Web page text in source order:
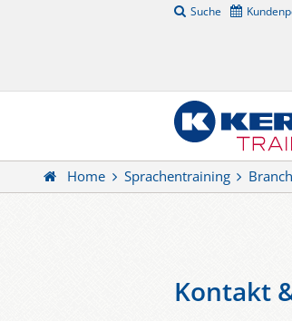
Suche
Home Sprachentraining
Kontakt